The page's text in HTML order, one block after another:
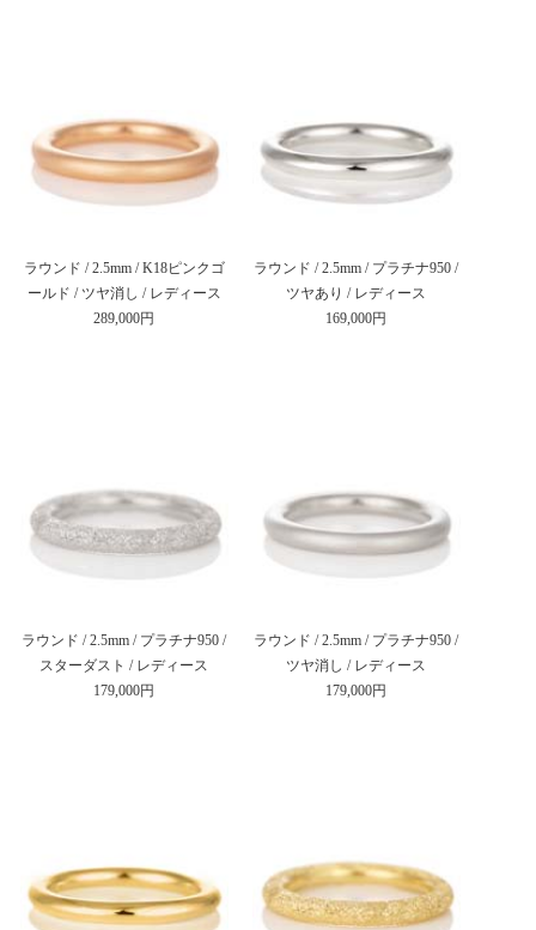
ラウンド / 2.5mm / K18ピンクゴ
ールド / ツヤ消し / レディース
289,000円
ラウンド / 2.5mm / プラチナ950 /
ツヤあり / レディース
169,000円
ラウンド / 2.5mm / プラチナ950 /
スターダスト / レディース
179,000円
ラウンド / 2.5mm / プラチナ950 /
ツヤ消し / レディース
179,000円